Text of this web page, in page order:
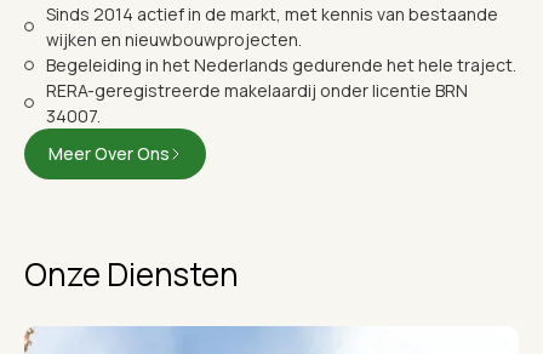
Sinds 2014 actief in de markt, met kennis van bestaande
wijken en nieuwbouwprojecten.
Begeleiding in het Nederlands gedurende het hele traject.
RERA-geregistreerde makelaardij onder licentie BRN
34007.
Meer Over Ons
Onze Diensten